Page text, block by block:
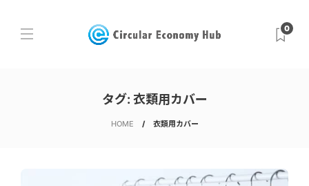
0
タグ: 衣類用カバー
HOME 衣類用カバー